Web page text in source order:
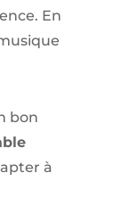
En
bon
à